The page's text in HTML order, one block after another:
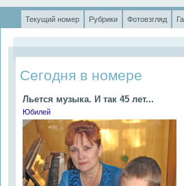
Текущий номер Рубрики Фотовзгляд
Сегодня в номере
Льется музыка. И так 45 лет...
Юбилей